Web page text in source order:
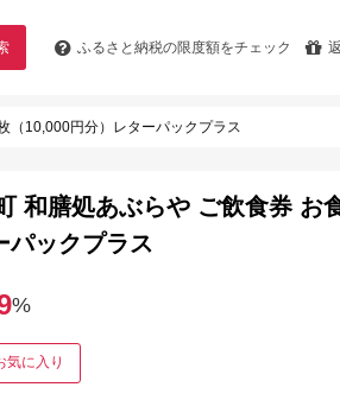
ふるさと納税の限度額をチェック
（10,000円分）レターパックプラス
和膳処あぶらや ご飲食券 お
パックプラス
%
気に入り